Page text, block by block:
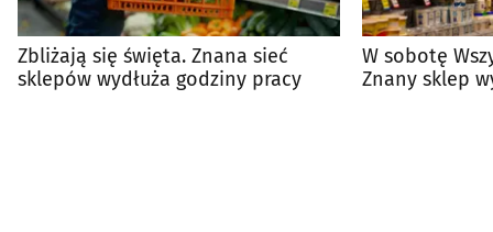
Zbliżają się święta. Znana sieć
sklepów wydłuża godziny pracy
W sobotę
Znany sklep